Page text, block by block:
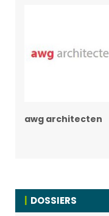
awg architecten
DOSSIERS